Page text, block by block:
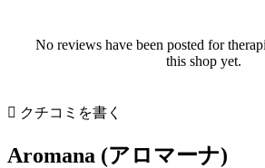
No reviews have been posted for
this shop yet.
 クチコミを書く
Aromana (アロマーナ)